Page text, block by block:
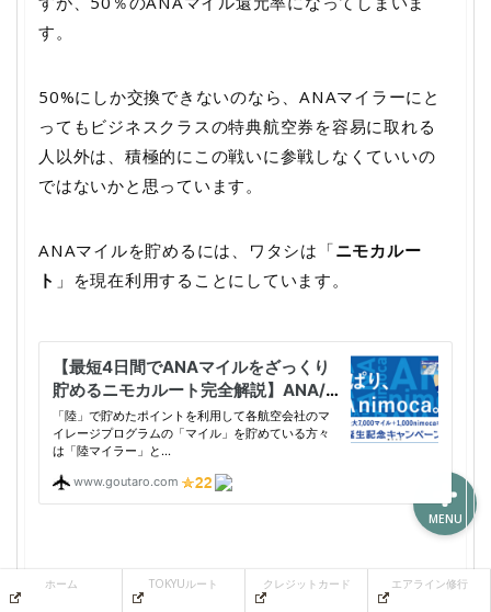
す。
50%にしか交換できないのなら、ANAマイラーにと
ってもビジネスクラスの特典航空券を容易に取れる
人以外は、積極的にこの戦いに参戦しなくていいの
ではないかと思っています。
ANAマイルを貯めるには、ワタシは「ニモカルー
ト 」を現在利用することにしています。
www.goutaro.com
ホーム TOKYUルート クレジットカード エアライン修行
MENU
TOKYUルート
エアライン修行